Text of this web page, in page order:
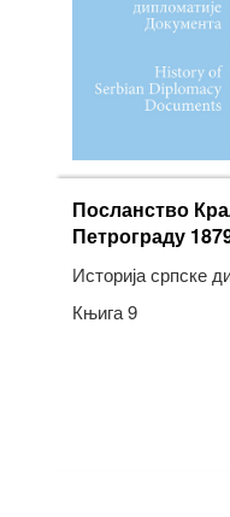
Посланство
Петрограду
Историја српске
Књига 9